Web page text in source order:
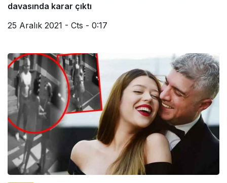
davasında karar çıktı
25 Aralık 2021 - Cts - 0:17